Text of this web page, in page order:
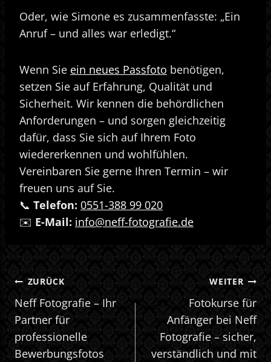
Oder, wie Simone es zusammenfasste: „Ein
Anruf – und alles war erledigt.“
Wenn Sie ein neues Passfoto benötigen,
setzen Sie auf Erfahrung, Qualität und
Sicherheit. Wir kennen die behördlichen
Anforderungen – und sorgen gleichzeitig
dafür, dass Sie sich auf Ihrem Foto
wiedererkennen und wohlfühlen.
Vereinbaren Sie gerne Ihren Termin – wir
freuen uns auf Sie.
📞 Telefon: 0551-388 99 020
✉️ E-Mail: info@neff-fotografie.de
BEITRAGSNAVIGATION
ZURÜCK
Neff Fotografie – Ihr
Partner für
professionelle
Bewerbungsfotos
WEITER
Fotokurse für
Anfänger bei Neff
Fotografie – sicher,
verständlich und mit